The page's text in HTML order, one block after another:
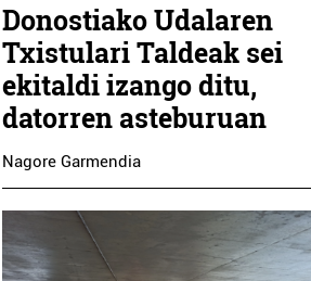
Donostiako Udalaren
Txistulari Taldeak sei
ekitaldi izango ditu,
datorren asteburuan
Nagore Garmendia